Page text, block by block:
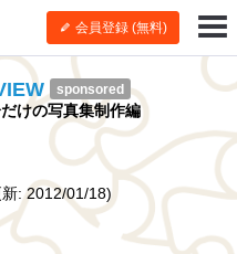
会員登録 (無料)
sponsored
けの写真集制作編
: 2012/01/18)